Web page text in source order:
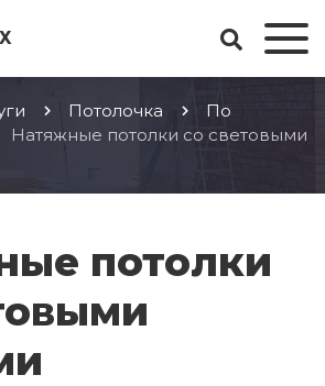
Потолочка
По
Натяжные потолки со световыми
потолки